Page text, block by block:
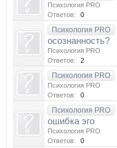
Психология PRO
Ответов:
0
Психология PRO
осознанность?
Психология PRO
Ответов:
2
Психология PRO
Психология PRO
Ответов:
0
Психология PRO
ошибка эго
Психология PRO
Ответов:
0